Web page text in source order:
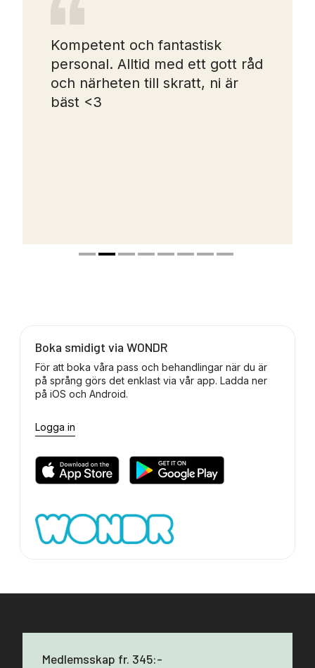
Kompetent och fantastisk
personal. Alltid med ett gott råd
och närheten till skratt, ni är
bäst <3
Boka smidigt via WONDR
För att boka våra pass och behandlingar när du är
på språng görs det enklast via vår app. Ladda ner
på iOS och Android.
Logga in
Medlemsskap fr. 345:-